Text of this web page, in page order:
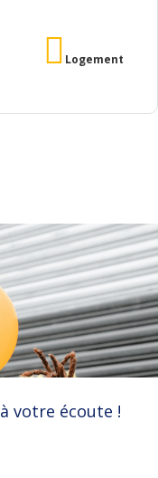
Logement
votre écoute !